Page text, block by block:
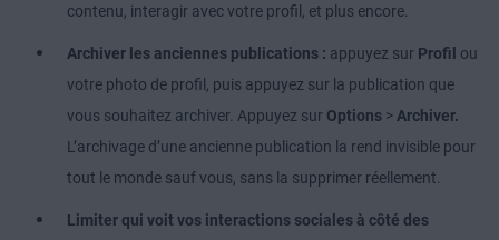
contenu, interagir avec votre profil, et plus encore.
Archiver les anciennes publications : appuyez sur Profil ou
votre photo de profil, puis appuyez sur la publication que
vous souhaitez archiver. Appuyez sur Options > Archiver.
L’archivage d’une ancienne publication la rend invisible pour
tout le monde sauf vous, sans la supprimer réellement.
Limiter qui voit vos interactions sociales à côté des